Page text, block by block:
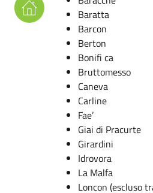
Baratta
Barcon
Berton
Bonifi ca
Bruttomesso
Caneva
Carline
Fae’
Giai di Pracurte
Girardini
Idrovora
La Malfa
Loncon (escluso